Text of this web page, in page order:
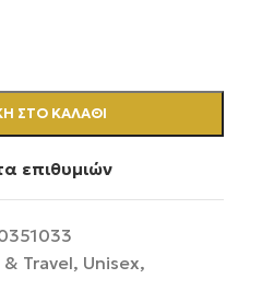
ΣΤΟ ΚΑΛΆΘΙ
επιθυμιών
Travel, Unisex,